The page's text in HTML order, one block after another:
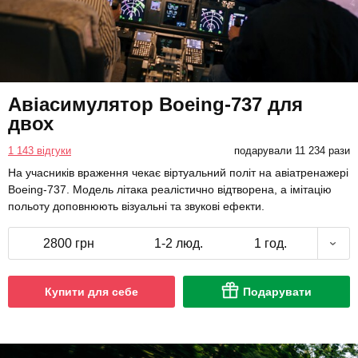
Авіасимулятор Boeing-737 для
двох
1 143 відгуки подарували 11 234 рази
На учасників враження чекає віртуальний політ на авіатренажері
Boeing-737. Модель літака реалістично відтворена, а імітацію
польоту доповнюють візуальні та звукові ефекти.
2800 грн 1-2 люд. 1 год.
Купити для себе Подарувати